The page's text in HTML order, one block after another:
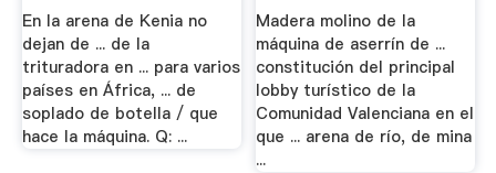
En la arena de Kenia no
dejan de ... de la
trituradora en ... para varios
países en África, ... de
soplado de botella / que
hace la máquina. Q: ...
Madera molino de la
máquina de aserrín de ...
constitución del principal
lobby turístico de la
Comunidad Valenciana en el
que ... arena de río, de mina
...